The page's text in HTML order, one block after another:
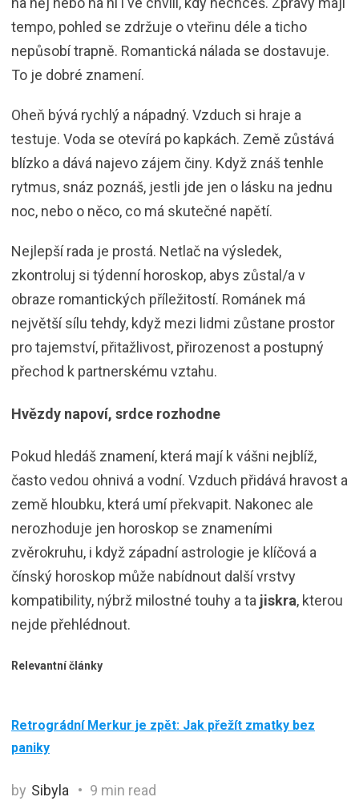
tempo, pohled se zdržuje o vteřinu déle a ticho
nepůsobí trapně. Romantická nálada se dostavuje.
To je dobré znamení.
Oheň bývá rychlý a nápadný. Vzduch si hraje a
testuje. Voda se otevírá po kapkách. Země zůstává
blízko a dává najevo zájem činy. Když znáš tenhle
rytmus, snáz poznáš, jestli jde jen o lásku na jednu
noc, nebo o něco, co má skutečné napětí.
Nejlepší rada je prostá. Netlač na výsledek,
zkontroluj si týdenní horoskop, abys zůstal/a v
obraze romantických příležitostí. Románek má
největší sílu tehdy, když mezi lidmi zůstane prostor
pro tajemství, přitažlivost, přirozenost a postupný
přechod k partnerskému vztahu.
Hvězdy napoví, srdce rozhodne
Pokud hledáš znamení, která mají k vášni nejblíž,
často vedou ohnivá a vodní. Vzduch přidává hravost a
země hloubku, která umí překvapit. Nakonec ale
nerozhoduje jen horoskop se znameními
zvěrokruhu, i když západní astrologie je klíčová a
čínský horoskop může nabídnout další vrstvy
kompatibility, nýbrž milostné touhy a ta jiskra, kterou
nejde přehlédnout.
Relevantní články
Retrográdní Merkur je zpět: Jak přežít zmatky bez
paniky
by Sibyla 9 min read